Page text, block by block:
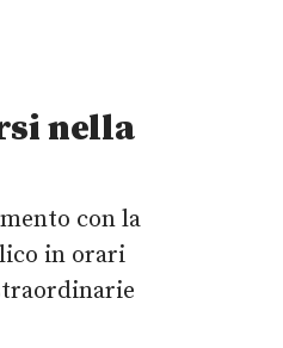
nella
con la
in orari